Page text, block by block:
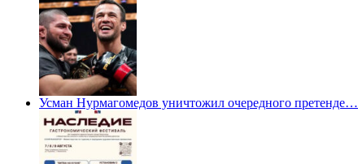
Усман Нурмагомедов уничтожил очередного претенде…